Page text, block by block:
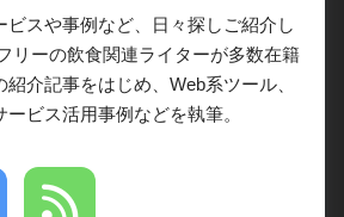
ビスや事例など、日々探しご紹介し
リーの飲食関連ライターが多数在籍
介記事をはじめ、Web系ツール、
ビス活用事例などを執筆。